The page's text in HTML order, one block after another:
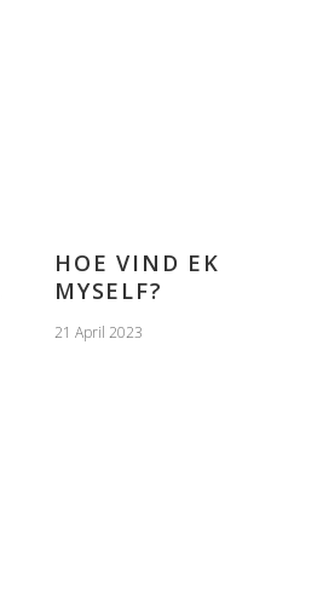
HOE VIND EK
MYSELF?
21 April 2023